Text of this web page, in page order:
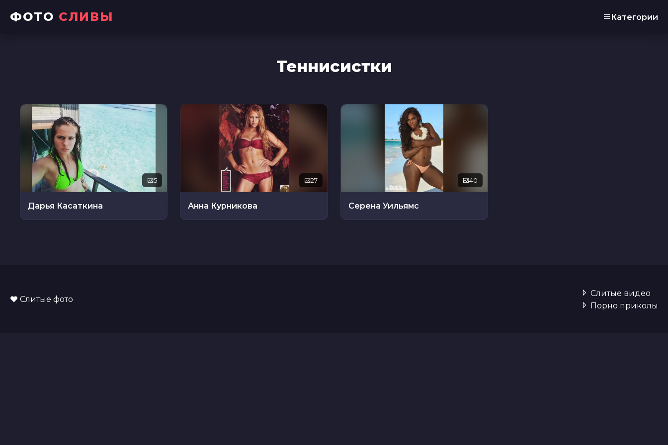
ФОТО СЛИВЫ Категории
Теннисистки
5
Дарья Касаткина
27
Анна Курникова
40
Серена Уильямс
Слитые фото
Слитые видео
Порно приколы